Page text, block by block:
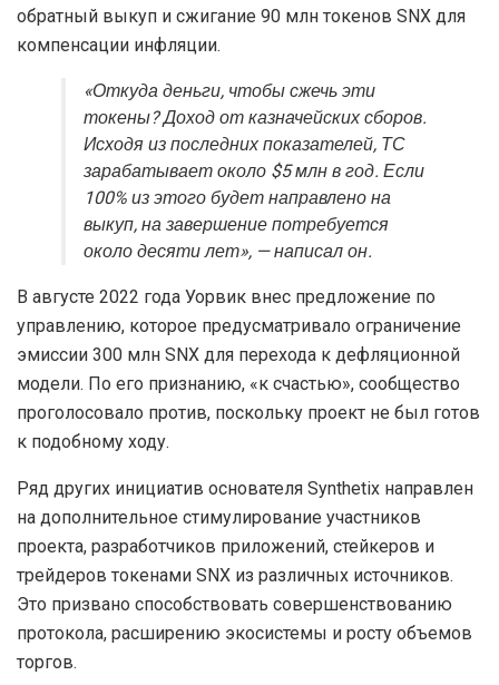
обратный выкуп и сжигание 90 млн токенов SNX для
компенсации инфляции.
«Откуда деньги, чтобы сжечь эти
токены? Доход от казначейских сборов.
Исходя из последних показателей, ТС
зарабатывает около $5 млн в год. Если
100% из этого будет направлено на
выкуп, на завершение потребуется
около десяти лет», — написал он.
В августе 2022 года Уорвик внес предложение по
управлению, которое предусматривало ограничение
эмиссии 300 млн SNX для перехода к дефляционной
модели. По его признанию, «к счастью», сообщество
проголосовало против, поскольку проект не был готов
к подобному ходу.
Ряд других инициатив основателя Synthetix направлен
на дополнительное стимулирование участников
проекта, разработчиков приложений, стейкеров и
трейдеров токенами SNX из различных источников.
Это призвано способствовать совершенствованию
протокола, расширению экосистемы и росту объемов
торгов.